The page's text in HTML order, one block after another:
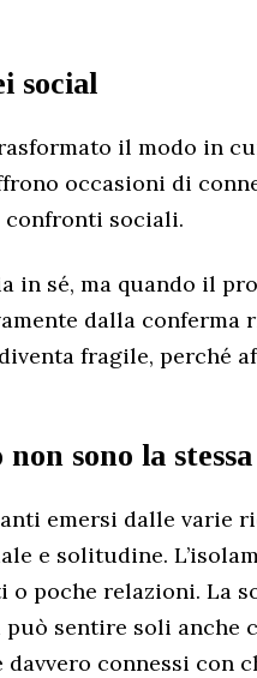
social
il modo in
occasioni di
sociali.
in sé, ma quando il
dalla conferma
fragile, perché
sono la stessa
emersi dalle varie
e solitudine.
poche relazioni. La
può sentire soli anche
davvero connessi con